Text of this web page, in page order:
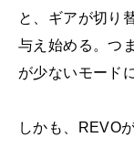
と、ギアが切り
与え始める。つ
が少ないモード
しかも、REVO